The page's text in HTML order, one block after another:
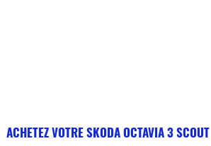
ACHETEZ VOTRE SKODA OCTAVIA 3 SCOUT